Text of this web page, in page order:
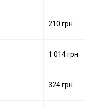
210 грн.
1 014 грн.
324 грн.